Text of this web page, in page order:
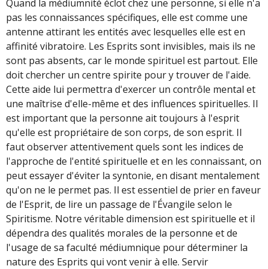
Quand la médiumnité éclot chez une personne, si elle n'a
pas les connaissances spécifiques, elle est comme une
antenne attirant les entités avec lesquelles elle est en
affinité vibratoire. Les Esprits sont invisibles, mais ils ne
sont pas absents, car le monde spirituel est partout. Elle
doit chercher un centre spirite pour y trouver de l'aide.
Cette aide lui permettra d'exercer un contrôle mental et
une maîtrise d'elle-même et des influences spirituelles. Il
est important que la personne ait toujours à l'esprit
qu'elle est propriétaire de son corps, de son esprit. Il
faut observer attentivement quels sont les indices de
l'approche de l'entité spirituelle et en les connaissant, on
peut essayer d'éviter la syntonie, en disant mentalement
qu'on ne le permet pas. Il est essentiel de prier en faveur
de l'Esprit, de lire un passage de l'Évangile selon le
Spiritisme. Notre véritable dimension est spirituelle et il
dépendra des qualités morales de la personne et de
l'usage de sa faculté médiumnique pour déterminer la
nature des Esprits qui vont venir à elle. Servir